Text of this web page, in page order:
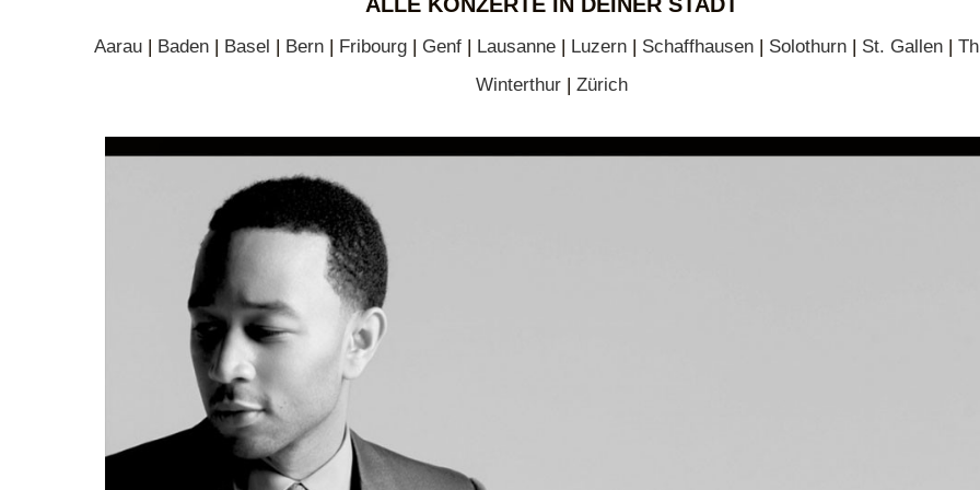
Aarau | Baden | Basel | Bern | Fribourg | Genf | Lausanne | Luzern | Schaffhausen | Solothurn | St. Gallen |
Winterthur| Zürich